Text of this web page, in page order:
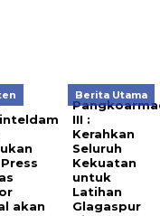
akan
Berita Utama
III :
Kerahkan
Seluruh
Kekuatan
untuk
Latihan
Glagaspur